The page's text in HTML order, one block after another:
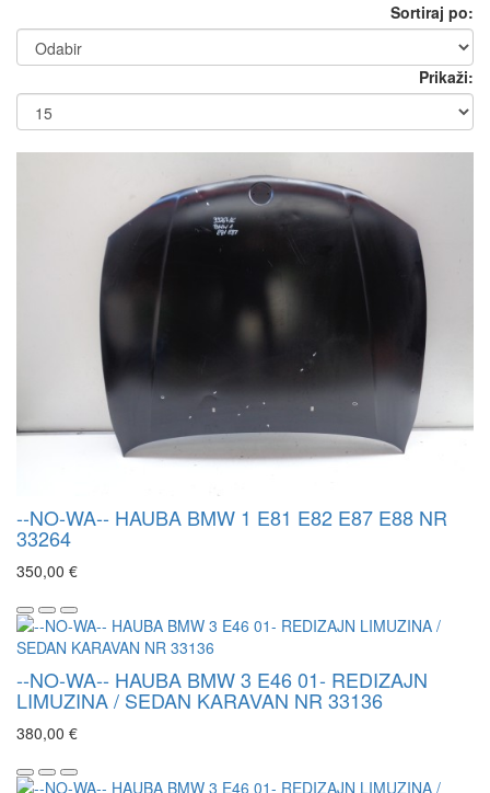
Sortiraj po:
Prikaži:
--NO-WA-- HAUBA BMW 1 E81 E82 E87 E88 NR
33264
350,00 €
--NO-WA-- HAUBA BMW 3 E46 01- REDIZAJN
LIMUZINA / SEDAN KARAVAN NR 33136
380,00 €